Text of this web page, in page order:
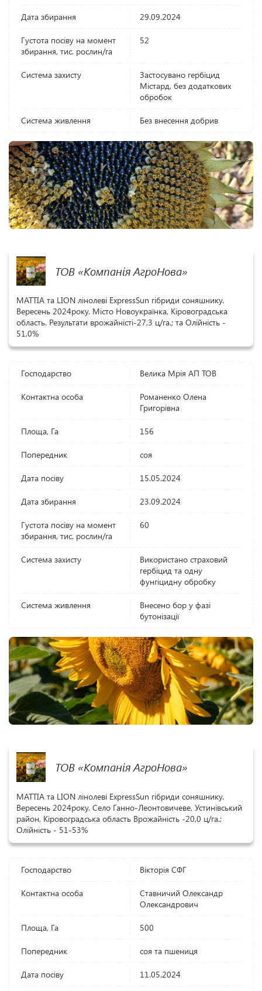
Дата збирання 29.09.2024
Густота посіву на момент
збирання, тис. рослин/га
52
Система захисту
Застосувано гербіцид
Містард, без додаткових
обробок
Система живлення Без внесення добрив
ТОВ «Компанія АгроНова»
MATTIA та LION лінолеві ExpressSun гібриди соняшнику.
Вересень 2024року. Місто Новоукраїнка, Кіровоградська
область. Результати врожайністі-27,3 ц/га.; та Олійність -
51,0%
Господарство Велика Мрія АП ТОВ
Контактна особа
Романенко Олена
Григорівна
Площа, Га 156
Попередник соя
Дата посіву 15.05.2024
Дата збирання 23.09.2024
Густота посіву на момент
збирання, тис. рослин/га
60
Система захисту
Використано страховий
гербіцид та одну
фунгіцидну обробку
Система живлення
Внесено бор у фазі
бутонізації
ТОВ «Компанія АгроНова»
MATTIA та LION лінолеві ExpressSun гібриди соняшнику.
Вересень 2024року. Село Ганно-Леонтовичеве, Устинівський
район, Кіровоградська область Врожайність -20,0 ц/га.;
Олійність - 51-53%
Господарство Вікторія СФГ
Контактна особа
Ставничий Олександр
Олександрович
Площа, Га 500
Попередник соя та пшениця
Дата посіву 11.05.2024